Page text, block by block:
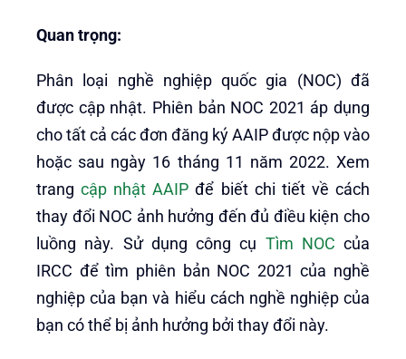
Quan trọng:
Phân loại nghề nghiệp quốc gia (NOC) đã
được cập nhật. Phiên bản NOC 2021 áp dụng
cho tất cả các đơn đăng ký AAIP được nộp vào
hoặc sau ngày 16 tháng 11 năm 2022. Xem
trangcập nhật AAIP để biết chi tiết về cách
thay đổi NOC ảnh hưởng đến đủ điều kiện cho
luồng này. Sử dụng công cụ Tìm NOC của
IRCC để tìm phiên bản NOC 2021 của nghề
nghiệp của bạn và hiểu cách nghề nghiệp của
bạn có thể bị ảnh hưởng bởi thay đổi này.